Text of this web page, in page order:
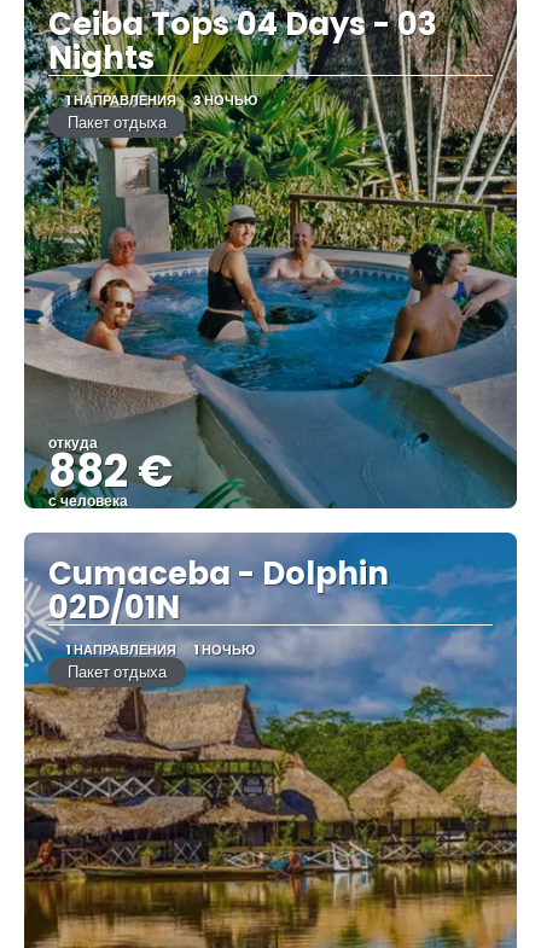
Ceiba Tops 04 Days - 03
Nights
1 НАПРАВЛЕНИЯ 3 НОЧЬЮ
Пакет отдыха
откуда
882 €
с человека
Видеть
Cumaceba - Dolphin
02D/01N
1 НАПРАВЛЕНИЯ 1 НОЧЬЮ
Пакет отдыха